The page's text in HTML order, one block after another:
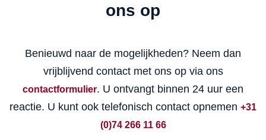
ons op
Benieuwd naar de mogelijkheden? Neem dan
vrijblijvend contact met ons op via ons
contactformulier. U ontvangt binnen 24 uur een
reactie. U kunt ook telefonisch contact opnemen +31
(0)74 266 11 66